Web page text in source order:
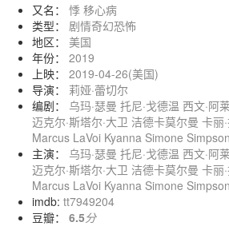
又名： 悸 移心病
类型： 剧情奇幻恐怖
地区： 美国
年份： 2019
上映： 2019-04-26(美国)
导演： 莉娅·蕾切尔
编剧： 乌玛·瑟曼 托尼·戈德温 西文·阿
迈克尔·斯塔尔·大卫 洁德卡莫尔曼 卡丽
Marcus LaVoi Kyanna Simone Simpson
主演： 乌玛·瑟曼 托尼·戈德温 西文·阿
迈克尔·斯塔尔·大卫 洁德卡莫尔曼 卡丽
Marcus LaVoi Kyanna Simone Simpson
imdb: tt7949204
豆瓣：
6.5分